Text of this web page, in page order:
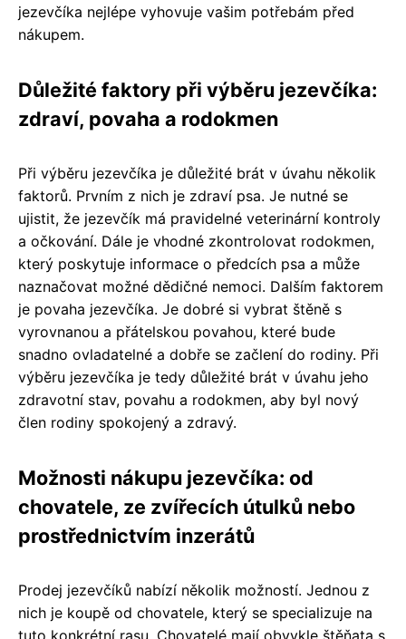
jezevčíka nejlépe vyhovuje vašim potřebám před
nákupem.
Důležité faktory při výběru jezevčíka:
zdraví, povaha a rodokmen
Při výběru jezevčíka je důležité brát v úvahu několik
faktorů. Prvním z nich je zdraví psa. Je nutné se
ujistit, že jezevčík má pravidelné veterinární kontroly
a očkování. Dále je vhodné zkontrolovat rodokmen,
který poskytuje informace o předcích psa a může
naznačovat možné dědičné nemoci. Dalším faktorem
je povaha jezevčíka. Je dobré si vybrat štěně s
vyrovnanou a přátelskou povahou, které bude
snadno ovladatelné a dobře se začlení do rodiny. Při
výběru jezevčíka je tedy důležité brát v úvahu jeho
zdravotní stav, povahu a rodokmen, aby byl nový
člen rodiny spokojený a zdravý.
Možnosti nákupu jezevčíka: od
chovatele, ze zvířecích útulků nebo
prostřednictvím inzerátů
Prodej jezevčíků nabízí několik možností. Jednou z
nich je koupě od chovatele, který se specializuje na